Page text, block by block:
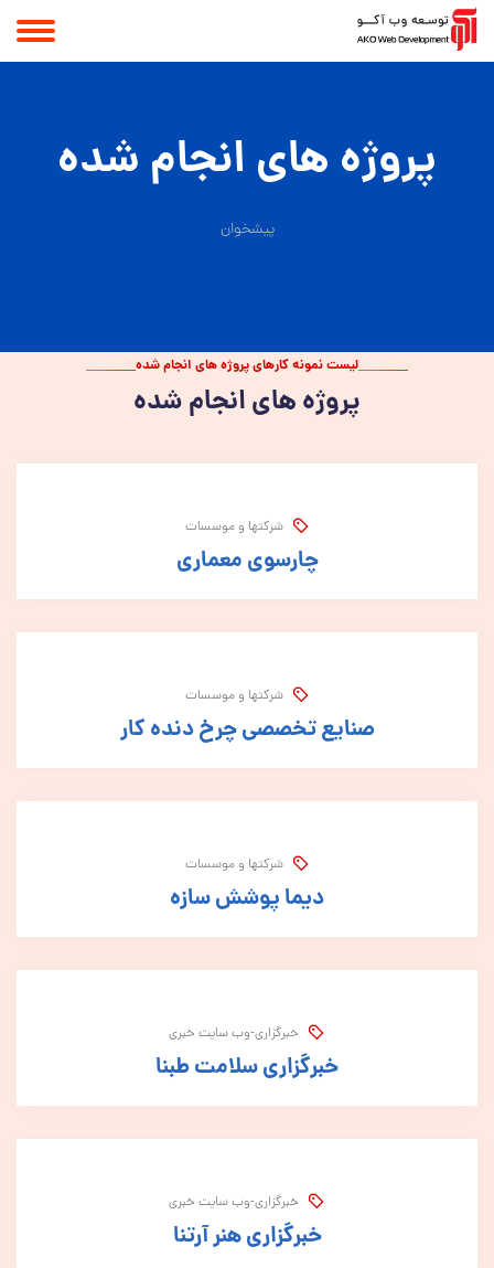
پروژه های انجام شده
پیشخوان
لیست نمونه کارهای پروژه های انجام شده
پروژه های انجام شده
شرکتها و موسسات
چارسوی معماری
شرکتها و موسسات
صنایع تخصصی چرخ دنده کار
شرکتها و موسسات
دیما پوشش سازه
خبرگزاری-وب سایت خبری
خبرگزاری سلامت طبنا
خبرگزاری-وب سایت خبری
خبرگزاری هنر آرتنا